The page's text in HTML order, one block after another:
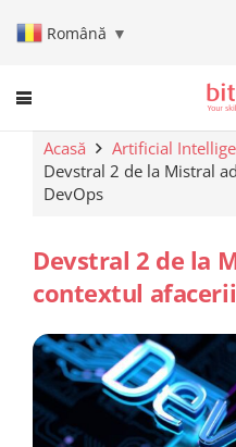
Română ▼
Acasă
Artificial
Devstral 2 de la Mistral
DevOps
Devstral 2 de la
contextul